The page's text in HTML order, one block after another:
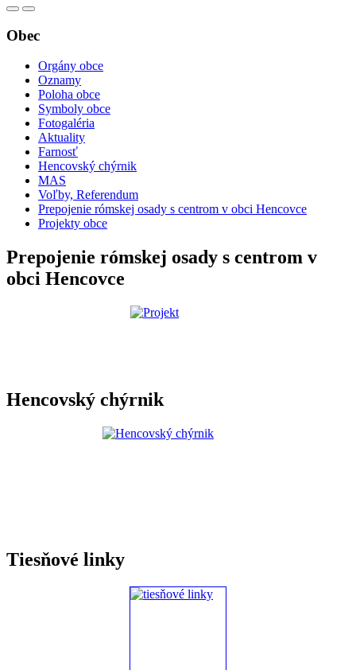
Obec
Orgány obce
Oznamy
Poloha obce
Symboly obce
Fotogaléria
Aktuality
Farnosť
Hencovský chýrnik
MAS
Voľby, Referendum
Prepojenie rómskej osady s centrom v obci Hencovce
Projekty obce
Prepojenie rómskej osady s centrom v
obci Hencovce
Hencovský chýrnik
Tiesňové linky